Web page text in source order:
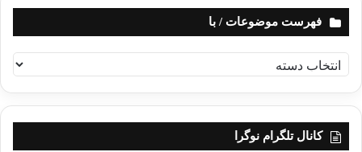
فهرست موضوعات / با
ه
ر
کانال تلگرام نوگرا